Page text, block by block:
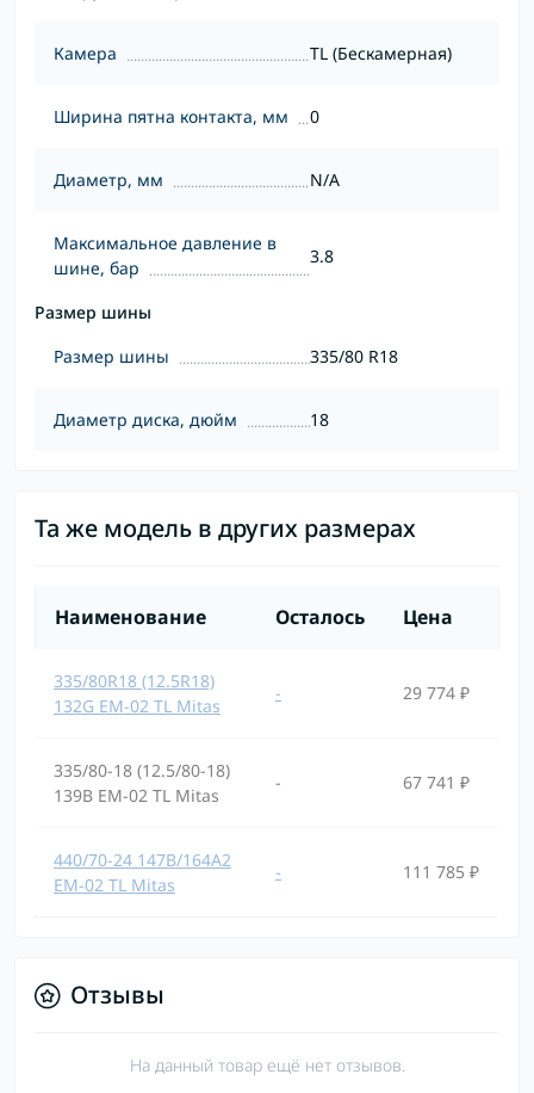
Камера TL (Бескамерная)
Ширина пятна контакта, мм 0
Диаметр, мм N/A
Максимальное давление в
шине, бар
3.8
Размер шины
Размер шины
335/80 R18
Диаметр диска, дюйм 18
Та же модель в других размерах
Наименование Осталось Цена
335/80R18 (12.5R18)
132G EM-02 TL Mitas
- 29 774 ₽
335/80-18 (12.5/80-18)
139B EM-02 TL Mitas
- 67 741 ₽
440/70-24 147B/164A2
EM-02 TL Mitas
- 111 785 ₽
Отзывы
На данный товар ещё нет отзывов.